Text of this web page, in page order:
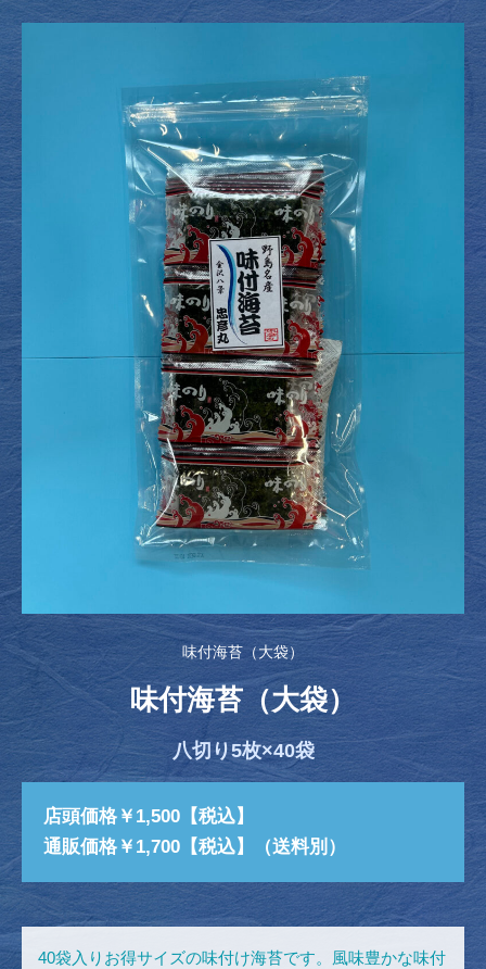
味付海苔（大袋）
味付海苔（大袋）
八切り5枚×40袋
店頭価格￥1,500【税込】
通販価格￥1,700【税込】（送料別）
40袋入りお得サイズの味付け海苔です。風味豊かな味付